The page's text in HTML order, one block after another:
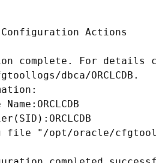
Actions
complete. For details
dbca/ORCLCDB.
"/opt/oracle/